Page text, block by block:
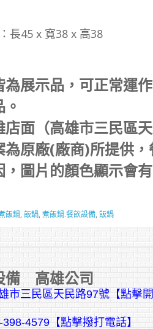
長45 x 寬38 x 高38
展示品，可正常運
面（高雄市三民區
原廠(廠商)所提供
，圖片的顏色顯示會
飯鍋, 飯鍋, 煮飯鍋.餐飲設備, 飯鍋
備 高雄公司
市三民區天民路97號【點擊開
398-4579【點擊撥打電話】